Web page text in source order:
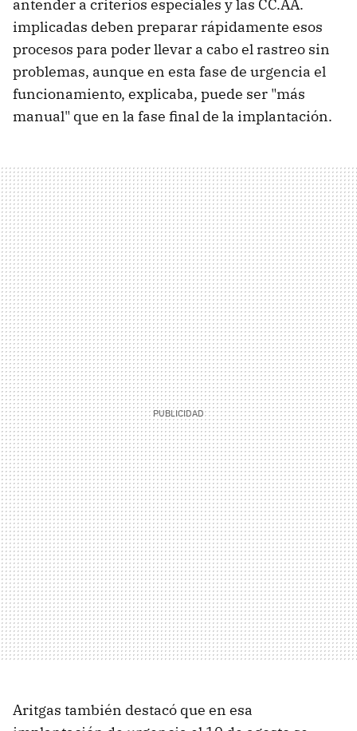
antender a criterios especiales y las CC.AA.
implicadas deben preparar rápidamente esos
procesos para poder llevar a cabo el rastreo sin
problemas, aunque en esta fase de urgencia el
funcionamiento, explicaba, puede ser "más
manual" que en la fase final de la implantación.
Aritgas también destacó que en esa